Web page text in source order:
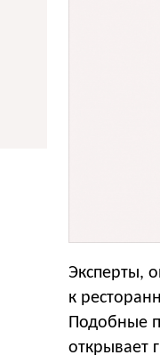
Эксперты,
к
Подобные
открывает